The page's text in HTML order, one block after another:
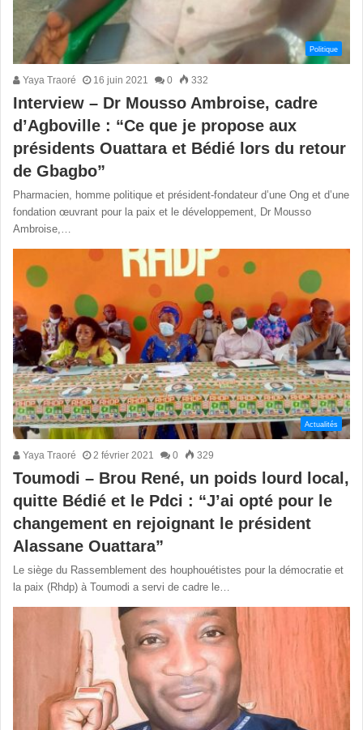
Politique
Yaya Traoré 16 juin 2021 0 332
Interview – Dr Mousso Ambroise, cadre
d’Agboville : “Ce que je propose aux
présidents Ouattara et Bédié lors du retour
de Gbagbo”
Pharmacien, homme politique et président-fondateur d’une Ong et d’une
fondation œuvrant pour la paix et le développement, Dr Mousso
Ambroise,…
Actualités
Yaya Traoré 2 février 2021 0 329
Toumodi – Brou René, un poids lourd local,
quitte Bédié et le Pdci : “J’ai opté pour le
changement en rejoignant le président
Alassane Ouattara”
Le siège du Rassemblement des houphouétistes pour la démocratie et
la paix (Rhdp) à Toumodi a servi de cadre le…